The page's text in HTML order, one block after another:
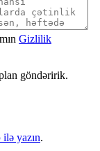
Gizlilik
göndəririk.
yazın.